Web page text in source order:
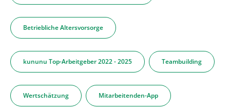
Betriebliche Altersvorsorge
kununu Top-Arbeitgeber 2022 - 2025 Teambuilding
Wertschätzung Mitarbeitenden-App